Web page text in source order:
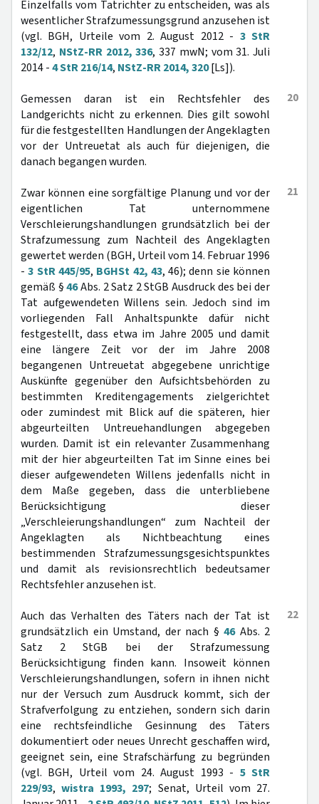
Einzelfalls vom Tatrichter zu entscheiden, was als
wesentlicher Strafzumessungsgrund anzusehen ist
(vgl. BGH, Urteile vom 2. August 2012 - 3 StR
132/12, NStZ-RR 2012, 336, 337 mwN; vom 31. Juli
2014 -4 StR 216/14, NStZ-RR 2014, 320[Ls]).
20
Gemessen daran ist ein Rechtsfehler des
Landgerichts nicht zu erkennen. Dies gilt sowohl
für die festgestellten Handlungen der Angeklagten
vor der Untreuetat als auch für diejenigen, die
danach begangen wurden.
21
Zwar können eine sorgfältige Planung und vor der
eigentlichen Tat unternommene
Verschleierungshandlungen grundsätzlich bei der
Strafzumessung zum Nachteil des Angeklagten
gewertet werden (BGH, Urteil vom 14. Februar 1996
-3 StR 445/95, BGHSt 42, 43, 46); denn sie können
gemäß §46Abs. 2 Satz 2 StGB Ausdruck des bei der
Tat aufgewendeten Willens sein. Jedoch sind im
vorliegenden Fall Anhaltspunkte dafür nicht
festgestellt, dass etwa im Jahre 2005 und damit
eine längere Zeit vor der im Jahre 2008
begangenen Untreuetat abgegebene unrichtige
Auskünfte gegenüber den Aufsichtsbehörden zu
bestimmten Kreditengagements zielgerichtet
oder zumindest mit Blick auf die späteren, hier
abgeurteilten Untreuehandlungen abgegeben
wurden. Damit ist ein relevanter Zusammenhang
mit der hier abgeurteilten Tat im Sinne eines bei
dieser aufgewendeten Willens jedenfalls nicht in
dem Maße gegeben, dass die unterbliebene
Berücksichtigung dieser
„Verschleierungshandlungen“ zum Nachteil der
Angeklagten als Nichtbeachtung eines
bestimmenden Strafzumessungsgesichtspunktes
und damit als revisionsrechtlich bedeutsamer
Rechtsfehler anzusehen ist.
22
Auch das Verhalten des Täters nach der Tat ist
grundsätzlich ein Umstand, der nach § 46Abs. 2
Satz 2 StGB bei der Strafzumessung
Berücksichtigung finden kann. Insoweit können
Verschleierungshandlungen, sofern in ihnen nicht
nur der Versuch zum Ausdruck kommt, sich der
Strafverfolgung zu entziehen, sondern sich darin
eine rechtsfeindliche Gesinnung des Täters
dokumentiert oder neues Unrecht geschaffen wird,
geeignet sein, eine Strafschärfung zu begründen
(vgl. BGH, Urteil vom 24. August 1993 - 5 StR
229/93,wistra 1993, 297; Senat, Urteil vom 27.